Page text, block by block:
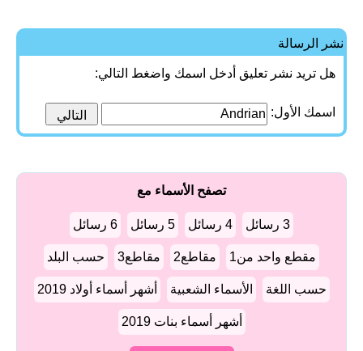
نشر الرسالة
هل تريد نشر تعليق أدخل اسمك واضغط التالي:
اسمك الأول:
تصفح الأسماء مع
3 رسائل 4 رسائل 5 رسائل 6 رسائل
مقطع واحد من1 مقاطع2 مقاطع3 حسب البلد
حسب اللغة الأسماء الشعبية أشهر أسماء أولاد 2019
أشهر أسماء بنات 2019